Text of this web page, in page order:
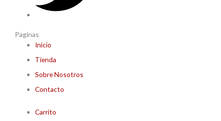
Paginas
Inicio
Tienda
Sobre Nosotros
Contacto
Carrito